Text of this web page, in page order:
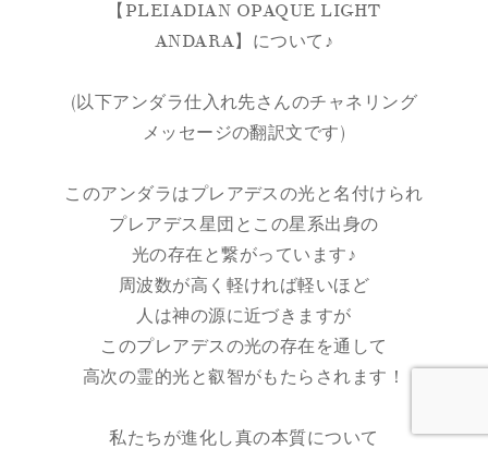
【PLEIADIAN OPAQUE LIGHT
ANDARA】について♪
(以下アンダラ仕入れ先さんのチャネリング
メッセージの翻訳文です)
このアンダラはプレアデスの光と名付けられ
プレアデス星団とこの星系出身の
光の存在と繋がっています♪
周波数が高く軽ければ軽いほど
人は神の源に近づきますが
このプレアデスの光の存在を通して
高次の霊的光と叡智がもたらされます！
私たちが進化し真の本質について